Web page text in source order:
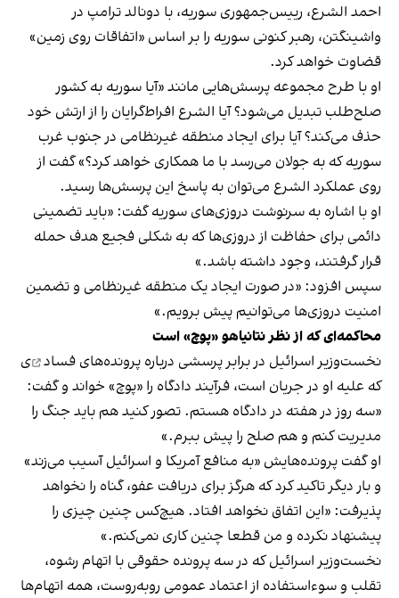
احمد الشرع، رییس‌جمهوری سوریه، با دونالد ترامپ در
واشینگتن، رهبر کنونی سوریه را بر اساس «اتفاقات روی زمین»
قضاوت خواهد کرد.
او با طرح مجموعه پرسش‌هایی مانند «آیا سوریه به کشور
صلح‌طلب تبدیل می‌شود؟ آیا الشرع افراط‌گرایان را از ارتش خود
حذف می‌کند؟ آیا برای ایجاد منطقه غیرنظامی در جنوب غرب
سوریه که به جولان می‌رسد با ما همکاری خواهد کرد؟» گفت از
روی عملکرد الشرع می‌توان به پاسخ این پرسش‌ها رسید.
او با اشاره به سرنوشت دروزی‌های سوریه گفت: «باید تضمینی
دائمی برای حفاظت از دروزی‌ها که به شکلی فجیع هدف حمله
قرار گرفتند، وجود داشته باشد.»
سپس افزود: «در صورت ایجاد یک منطقه غیرنظامی و تضمین
امنیت دروزی‌ها می‌توانیم پیش برویم.»
محاکمه‌ای که از نظر نتانیاهو «پوچ» است
نخست‌وزیر اسرائیل در برابر پرسشی درباره پرونده‌های فساد ی
که علیه او در جریان است، فرآیند دادگاه را «پوچ» خواند و گفت:
«سه روز در هفته در دادگاه هستم. تصور کنید هم باید جنگ را
مدیریت کنم و هم صلح را پیش ببرم.»
او گفت پرونده‌هایش «به منافع آمریکا و اسرائیل آسیب می‌زند»
و بار دیگر تاکید کرد که هرگز برای دریافت عفو، گناه را نخواهد
پذیرفت: «این اتفاق نخواهد افتاد. هیچ‌کس چنین چیزی را
پیشنهاد نکرده و من قطعا چنین کاری نمی‌کنم.»
نخست‌وزیر اسرائیل که در سه پرونده حقوقی با اتهام رشوه،
تقلب و سوءاستفاده از اعتماد عمومی روبه‌روست، همه اتهام‌ها